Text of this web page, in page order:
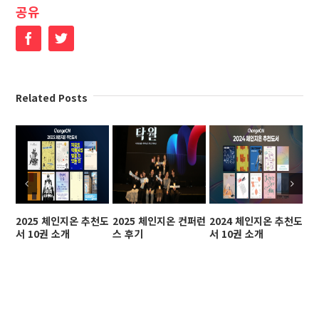
공유
FacebookTwitter
Related Posts
2025 체인지온 추천도
서 10권 소개
2025 체인지온 컨퍼런
스 후기
2024 체인지온 추천도
서 10권 소개